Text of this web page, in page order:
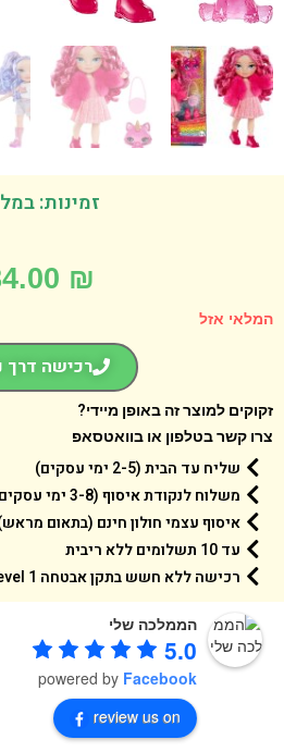
זמינות: במלאי
84.00
אזל
רכישה דרך נציג
למוצר זה באופן מיידי?
קשר בטלפון או בוואטסאפ
שליח עד הבית (2-5 ימי עסקים)
משלוח לנקודת איסוף (3-8 ימי עסקים)
איסוף עצמי חולון חינם (בתאום מראש)
עד 10 תשלומים ללא ריבית
רכישה ללא חשש בתקן אבטחה 1 PCI Level
הממלכה שלי
5.0
powered byFacebook
review us on